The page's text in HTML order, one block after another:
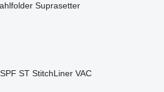
Suprasetter
SPF ST StitchLiner VAC